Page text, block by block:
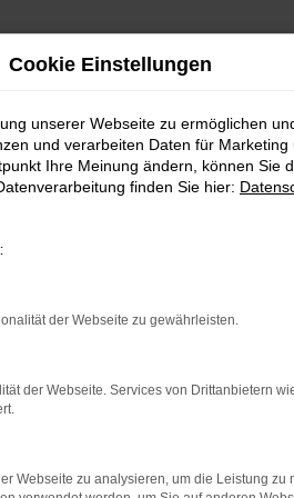
Cookie Einstellungen
unserer Webseite zu ermöglichen
und verarbeiten Daten für
Ihre Meinung ändern, können Sie
finden Sie hier:
der Webseite zu gewährleisten.
der Webseite. Services von Drittanbietern
Webseite zu analysieren, um die Leistung zu